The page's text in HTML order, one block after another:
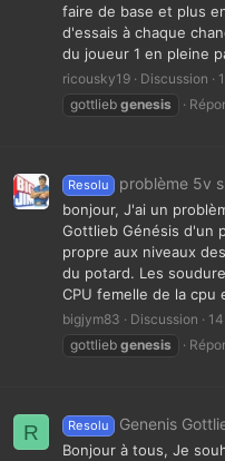
faire de base et plus
d'essais à chaque
du joueur 1 en pleine
ricousky19 Discussion
gottlieb genesis
Resolu problème 5v
bonjour, J'ai un
Gottlieb Génésis d'un
propre aux niveaux
du potard. Les
CPU femelle de la cpu
bigjym83 Discussion
gottlieb genesis
R Resolu Genenis
Bonjour à tous, Je